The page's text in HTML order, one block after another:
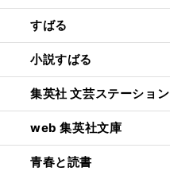
すばる
小説すばる
集英社 文芸ステーション
web 集英社文庫
青春と読書